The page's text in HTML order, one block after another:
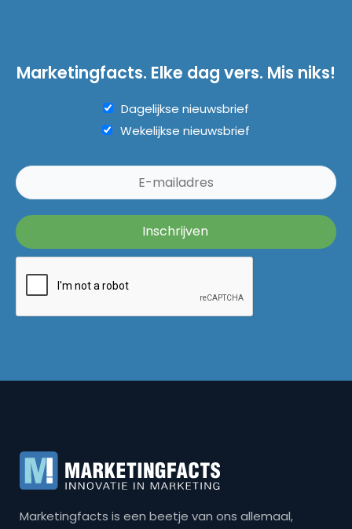
Marketingfacts. Elke dag vers. Mis niks!
Dagelijkse nieuwsbrief
Wekelijkse nieuwsbrief
Marketingfacts is een beetje van ons allemaal,